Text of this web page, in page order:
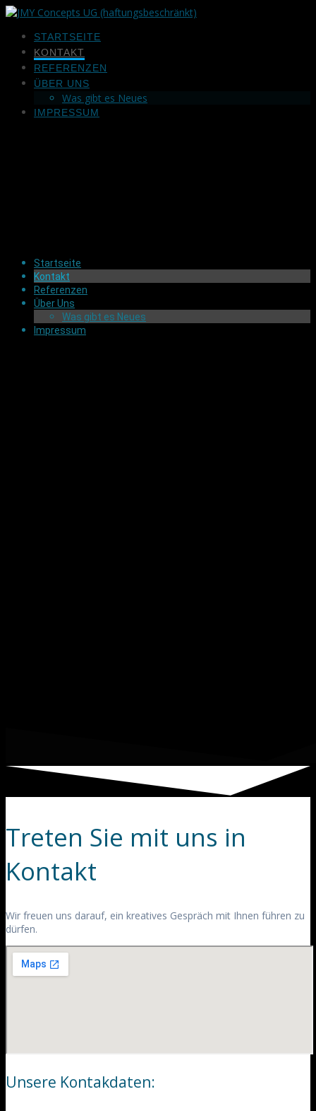
Zum
springenSTARTSEITE
KONTAKT
REFERENZEN
ÜBER UNS
Was gibt es Neues
IMPRESSUM
Startseite
Kontakt
Referenzen
Über Uns
Was gibt es Neues
Impressum
Treten Sie mit uns in
Kontakt
Wir freuen uns darauf, ein kreatives Gespräch mit Ihnen führen zu
dürfen.
Unsere Kontakdaten: